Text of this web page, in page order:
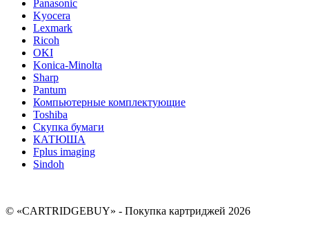
Panasonic
Kyocera
Lexmark
Ricoh
OKI
Konica-Minolta
Sharp
Pantum
Компьютерные комплектующие
Toshiba
Скупка бумаги
КАТЮША
Fplus imaging
Sindoh
© «CARTRIDGEBUY» - Покупка картриджей 2026